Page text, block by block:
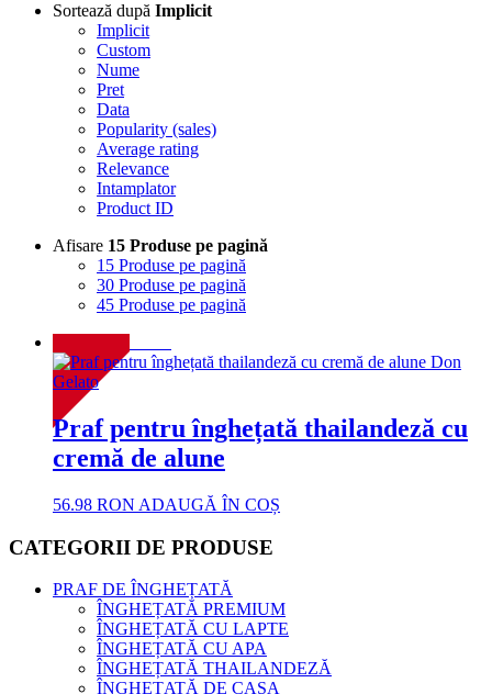
Sortează după Implicit
Implicit
Custom
Nume
Pret
Data
Popularity (sales)
Average rating
Relevance
Intamplator
Product ID
Afisare 15 Produse pe pagină
15 Produse pe pagină
30 Produse pe pagină
45 Produse pe pagină
Praf pentru înghețată thailandeză cu
cremă de alune
56.98 RON ADAUGĂ ÎN COȘ
CATEGORII DE PRODUSE
PRAF DE ÎNGHEȚATĂ
ÎNGHEȚATĂ PREMIUM
ÎNGHEȚATĂ CU LAPTE
ÎNGHEȚATĂ CU APA
ÎNGHEȚATĂ THAILANDEZĂ
ÎNGHEȚATĂ DE CASA